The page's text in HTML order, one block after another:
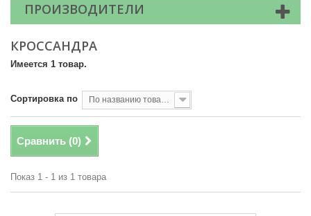
ПРОИЗВОДИТЕЛИ
КРОССАНДРА
Имеется 1 товар.
Сортировка по По названию товара, от А до Я
Сравнить (0)
Показ 1 - 1 из 1 товара